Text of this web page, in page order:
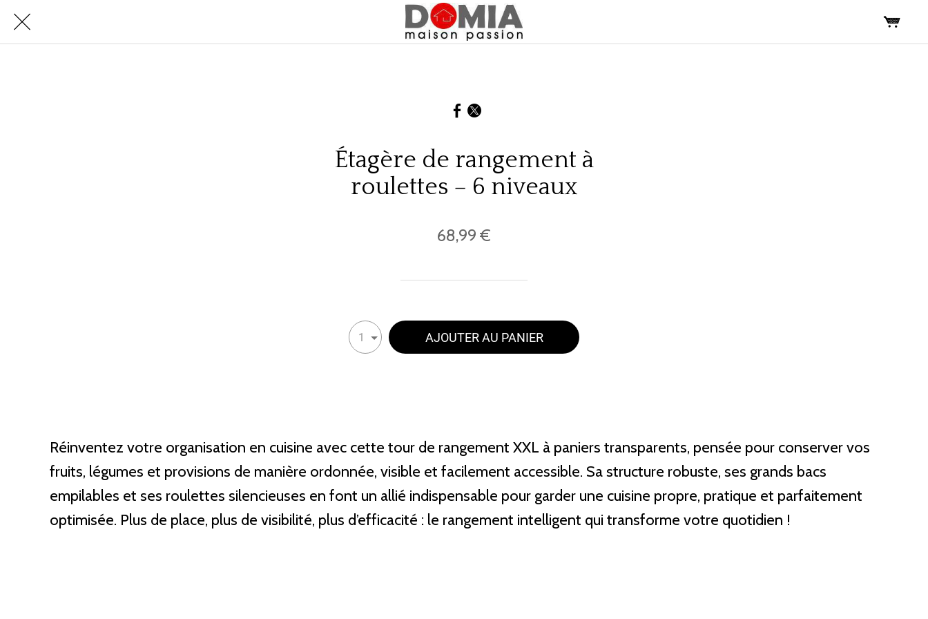
Étagère de rangement à
roulettes – 6 niveaux
68,99 €
1 AJOUTER AU PANIER
Réinventez votre organisation en cuisine avec cette tour de rangement XXL à paniers transparents, pensée pour conserver vos
fruits, légumes et provisions de manière ordonnée, visible et facilement accessible. Sa structure robuste, ses grands bacs
empilables et ses roulettes silencieuses en font un allié indispensable pour garder une cuisine propre, pratique et parfaitement
optimisée. Plus de place, plus de visibilité, plus d’efficacité : le rangement intelligent qui transforme votre quotidien !